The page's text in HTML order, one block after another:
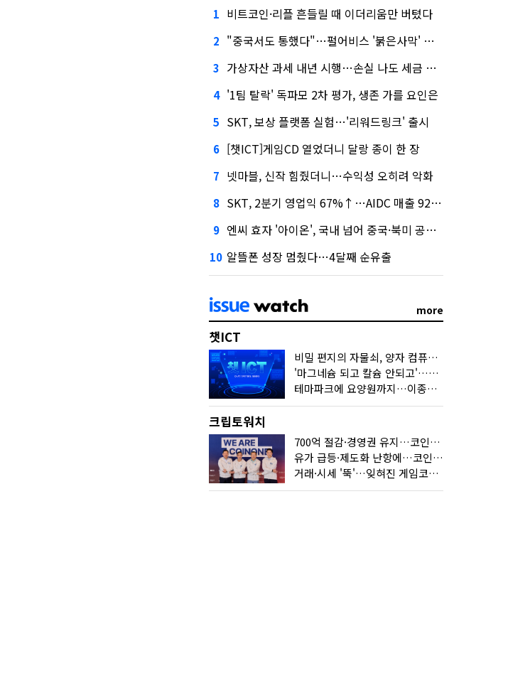
1 비트코인·리플 흔들릴 때 이더리움만 버텼다
2 "중국서도 통했다"…펄어비스 '붉은사막' 최고 게임상
3 가상자산 과세 내년 시행…손실 나도 세금 낸다고?
4 '1팀 탈락' 독파모 2차 평가, 생존 가를 요인은
5 SKT, 보상 플랫폼 실험…'리워드링크' 출시
6 [챗ICT]게임CD 열었더니 달랑 종이 한 장
7 넷마블, 신작 힘줬더니…수익성 오히려 악화
8 SKT, 2분기 영업익 67%↑…AIDC 매출 92% 급증
9 엔씨 효자 '아이온', 국내 넘어 중국·북미 공략 나선다
10 알뜰폰 성장 멈췄다…4달째 순유출
more
챗ICT
비밀 편지의 자물쇠, 양자 컴퓨터가 연다
'마그네슘 되고 칼슘 안되고'…다음 'AI 요약' 갈 길은
테마파크에 요양원까지…이종사업 눈독 들이는 게임사
크립토워치
700억 절감·경영권 유지…코인원의 '영리한 딜'
유가 급등·제도화 난항에…코인 또 '멈칫'
거래·시세 '뚝'…잊혀진 게임코인들